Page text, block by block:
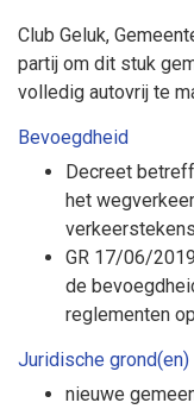
Club Geluk,
partij om dit stuk
volledig autovrij te
Bevoegdheid
Decreet
het
GR 17/06/
de
reglementen
Juridische grond(en)
nieuwe